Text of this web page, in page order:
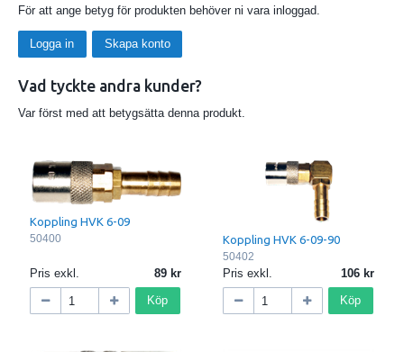
För att ange betyg för produkten behöver ni vara inloggad.
Logga in Skapa konto
Vad tyckte andra kunder?
Var först med att betygsätta denna produkt.
Koppling HVK 6-09
50400
Pris exkl. 89
Köp
Koppling HVK 6-09-90
50402
Pris exkl. 106
Köp